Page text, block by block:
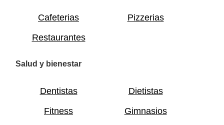
Cafeterias
Pizzerias
Restaurantes
Salud y bienestar
Dentistas
Dietistas
Fitness
Gimnasios